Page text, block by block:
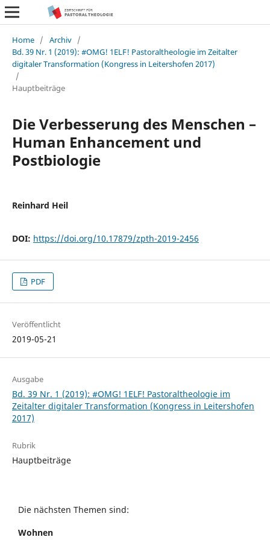
Home / Archiv /
Bd. 39 Nr. 1 (2019): #OMG! 1ELF! Pastoraltheologie im Zeitalter
digitaler Transformation (Kongress in Leitershofen 2017)
/
Hauptbeiträge
Die Verbesserung des Menschen –
Human Enhancement und
Postbiologie
Reinhard Heil
DOI: https://doi.org/10.17879/zpth-2019-2456
PDF
Veröffentlicht
2019-05-21
Ausgabe
Bd. 39 Nr. 1 (2019): #OMG! 1ELF! Pastoraltheologie im
Zeitalter digitaler Transformation (Kongress in Leitershofen
2017)
Rubrik
Hauptbeiträge
Die nächsten Themen sind:
Wohnen